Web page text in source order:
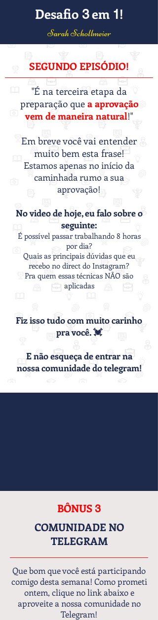
Desafio 3em 1 !
Sarah Schollmeier
SEGUNDO EPISÓDIO!
"É na terceira etapa da
preparação que a aprovação
vem de maneira natural!"
Em breve você vai entender
muito bem esta frase!
Estamos apenas no início da
caminhada rumo a sua
aprovação!
No video de hoje, eu falo sobre o
seguinte:
É possível passar trabalhando 8 horas
por dia?
Quais as principais dúvidas que eu
recebo no direct do Instagram?
Pra quem essas técnicas NÃO são
aplicadas
Fiz isso tudo com muito carinho
pra você. 💓
E não esqueça de entrar na
nossa comunidade do telegram!
BÔNUS 3
COMUNIDADE NO
TELEGRAM
Que bom que você está participando
comigo desta semana! Como prometi
ontem, clique no link abaixo e
aproveite a nossa comunidade no
Telegram!